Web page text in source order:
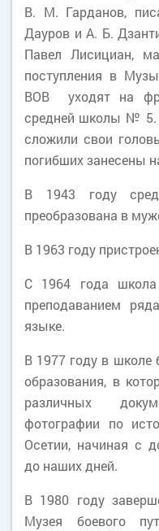
В. М. Гарданов,
Дауров и А. Б.
Павел Лисициан,
поступления в
ВОВ уходят на
средней школы № 5.
сложили свои
погибших занесены
В 1943 году
преобразована в
В 1963 году
С 1964 года
преподаванием
языке.
В 1977 году в школе
образования, в
различных
фотографии по
Осетии, начиная с
до наших дней.
В 1980 году
Музея боевого